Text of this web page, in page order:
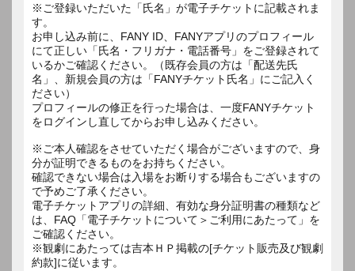
※ご登録いただいた「氏名」が電子チケットに記載されま
す。
お申し込み前に、FANY ID、FANYアプリのプロフィール
にて正しい「氏名・フリガナ・電話番号」をご登録されて
いるかご確認ください。（既存会員の方は「配送先氏
名」、新規会員の方は「FANYチケット氏名」にご記入く
ださい）
プロフィールの修正を行った場合は、一度FANYチケット
をログインし直してからお申し込みください。
※ご本人確認をさせていただく場合がございますので、身
分が証明できるものをお持ちください。
確認できない場合は入場をお断りする場合もございますの
で予めご了承ください。
電子チケットアプリの詳細、有効な身分証明書の種類など
は、FAQ「電子チケットについて＞ご利用にあたって」を
ご確認ください。
※観劇にあたっては吉本ＨＰ掲載の[チケット販売及び観劇
約款]に従います。